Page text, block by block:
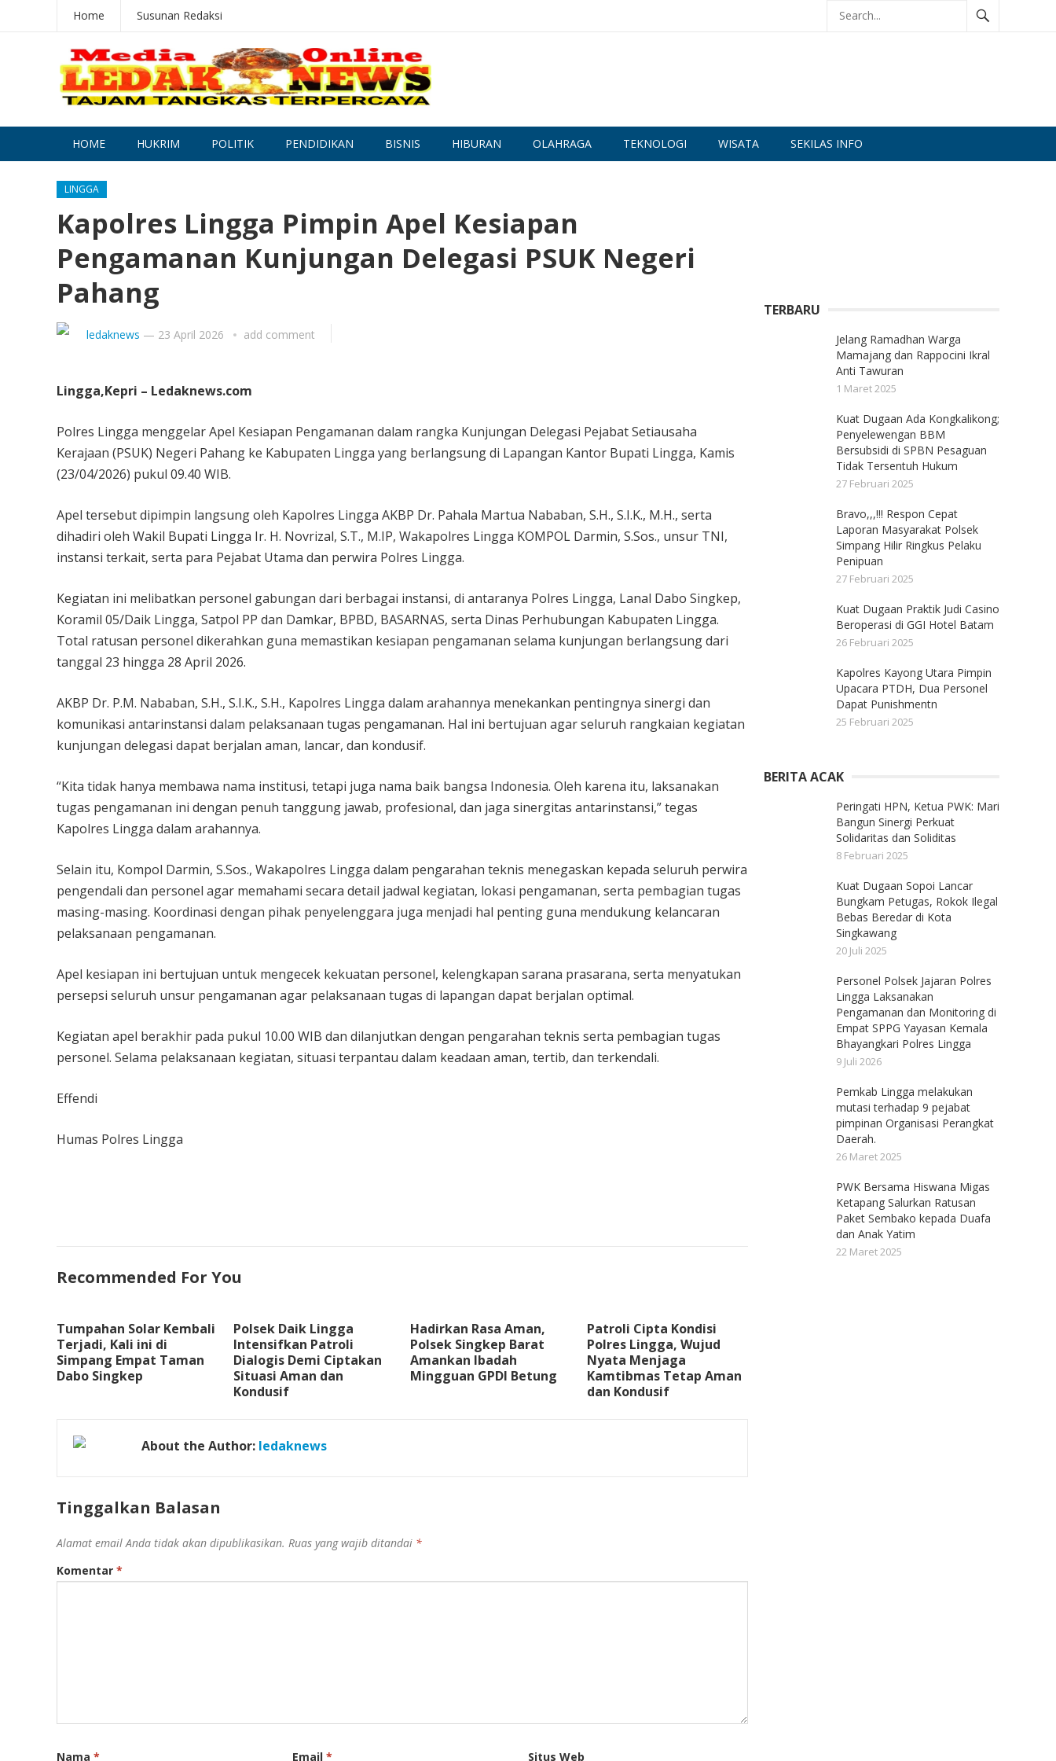
Home Susunan Redaksi
HOME HUKRIM POLITIK PENDIDIKAN BISNIS HIBURAN OLAHRAGA TEKNOLOGI WISATA SEKILAS INFO
LINGGA
Kapolres Lingga Pimpin Apel Kesiapan
Pengamanan Kunjungan Delegasi PSUK Negeri
Pahang
ledaknews — 23 April 2026 add comment
Lingga,Kepri – Ledaknews.com
Polres Lingga menggelar Apel Kesiapan Pengamanan dalam rangka Kunjungan Delegasi Pejabat Setiausaha
Kerajaan (PSUK) Negeri Pahang ke Kabupaten Lingga yang berlangsung di Lapangan Kantor Bupati Lingga, Kamis
(23/04/2026) pukul 09.40 WIB.
Apel tersebut dipimpin langsung oleh Kapolres Lingga AKBP Dr. Pahala Martua Nababan, S.H., S.I.K., M.H., serta
dihadiri oleh Wakil Bupati Lingga Ir. H. Novrizal, S.T., M.IP, Wakapolres Lingga KOMPOL Darmin, S.Sos., unsur TNI,
instansi terkait, serta para Pejabat Utama dan perwira Polres Lingga.
Kegiatan ini melibatkan personel gabungan dari berbagai instansi, di antaranya Polres Lingga, Lanal Dabo Singkep,
Koramil 05/Daik Lingga, Satpol PP dan Damkar, BPBD, BASARNAS, serta Dinas Perhubungan Kabupaten Lingga.
Total ratusan personel dikerahkan guna memastikan kesiapan pengamanan selama kunjungan berlangsung dari
tanggal 23 hingga 28 April 2026.
AKBP Dr. P.M. Nababan, S.H., S.I.K., S.H., Kapolres Lingga dalam arahannya menekankan pentingnya sinergi dan
komunikasi antarinstansi dalam pelaksanaan tugas pengamanan. Hal ini bertujuan agar seluruh rangkaian kegiatan
kunjungan delegasi dapat berjalan aman, lancar, dan kondusif.
“Kita tidak hanya membawa nama institusi, tetapi juga nama baik bangsa Indonesia. Oleh karena itu, laksanakan
tugas pengamanan ini dengan penuh tanggung jawab, profesional, dan jaga sinergitas antarinstansi,” tegas
Kapolres Lingga dalam arahannya.
Selain itu, Kompol Darmin, S.Sos., Wakapolres Lingga dalam pengarahan teknis menegaskan kepada seluruh perwira
pengendali dan personel agar memahami secara detail jadwal kegiatan, lokasi pengamanan, serta pembagian tugas
masing-masing. Koordinasi dengan pihak penyelenggara juga menjadi hal penting guna mendukung kelancaran
pelaksanaan pengamanan.
Apel kesiapan ini bertujuan untuk mengecek kekuatan personel, kelengkapan sarana prasarana, serta menyatukan
persepsi seluruh unsur pengamanan agar pelaksanaan tugas di lapangan dapat berjalan optimal.
Kegiatan apel berakhir pada pukul 10.00 WIB dan dilanjutkan dengan pengarahan teknis serta pembagian tugas
personel. Selama pelaksanaan kegiatan, situasi terpantau dalam keadaan aman, tertib, dan terkendali.
Effendi
Humas Polres Lingga
Recommended For You
Tumpahan Solar Kembali
Terjadi, Kali ini di
Simpang Empat Taman
Dabo Singkep
Polsek Daik Lingga
Intensifkan Patroli
Dialogis Demi Ciptakan
Situasi Aman dan
Kondusif
Hadirkan Rasa Aman,
Polsek Singkep Barat
Amankan Ibadah
Mingguan GPDI Betung
Patroli Cipta Kondisi
Polres Lingga, Wujud
Nyata Menjaga
Kamtibmas Tetap Aman
dan Kondusif
About the Author: ledaknews
Tinggalkan Balasan
Alamat email Anda tidak akan dipublikasikan. Ruas yang wajib ditandai *
Komentar *
Nama * Email * Situs Web
TERBARU
Jelang Ramadhan Warga
Mamajang dan Rappocini Ikral
Anti Tawuran
1 Maret 2025
Kuat Dugaan Ada Kongkalikong;
Penyelewengan BBM
Bersubsidi di SPBN Pesaguan
Tidak Tersentuh Hukum
27 Februari 2025
Bravo,,,!!! Respon Cepat
Laporan Masyarakat Polsek
Simpang Hilir Ringkus Pelaku
Penipuan
27 Februari 2025
Kuat Dugaan Praktik Judi Casino
Beroperasi di GGI Hotel Batam
26 Februari 2025
Kapolres Kayong Utara Pimpin
Upacara PTDH, Dua Personel
Dapat Punishmentn
25 Februari 2025
BERITA ACAK
Peringati HPN, Ketua PWK: Mari
Bangun Sinergi Perkuat
Solidaritas dan Soliditas
8 Februari 2025
Kuat Dugaan Sopoi Lancar
Bungkam Petugas, Rokok Ilegal
Bebas Beredar di Kota
Singkawang
20 Juli 2025
Personel Polsek Jajaran Polres
Lingga Laksanakan
Pengamanan dan Monitoring di
Empat SPPG Yayasan Kemala
Bhayangkari Polres Lingga
9 Juli 2026
Pemkab Lingga melakukan
mutasi terhadap 9 pejabat
pimpinan Organisasi Perangkat
Daerah.
26 Maret 2025
PWK Bersama Hiswana Migas
Ketapang Salurkan Ratusan
Paket Sembako kepada Duafa
dan Anak Yatim
22 Maret 2025